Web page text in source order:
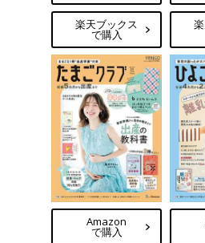
楽天ブックス
で購入
Amazon
で購入